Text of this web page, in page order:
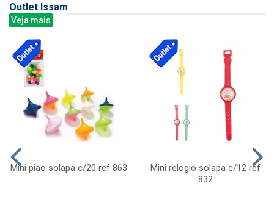
Outlet Issam
Veja mais
Mini piao solapa c/20 ref 863
Mini relogio solapa c/12 ref
832